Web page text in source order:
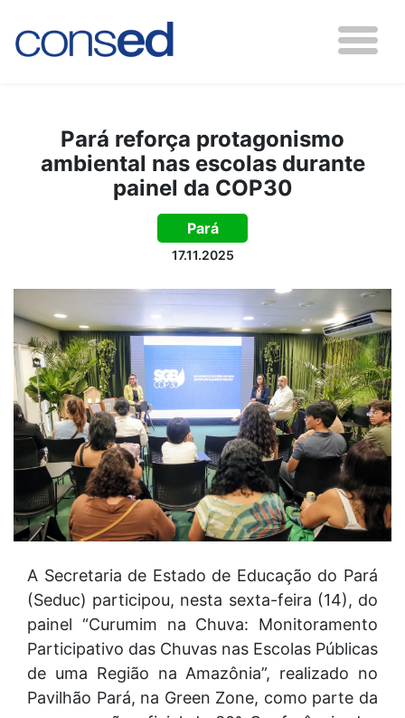
Pará reforça protagonismo
ambiental nas escolas durante
painel da COP30
Pará
17.11.2025
A Secretaria de Estado de Educação do Pará
(Seduc) participou, nesta sexta-feira (14), do
painel “Curumim na Chuva: Monitoramento
Participativo das Chuvas nas Escolas Públicas
de uma Região na Amazônia”, realizado no
Pavilhão Pará, na Green Zone, como parte da